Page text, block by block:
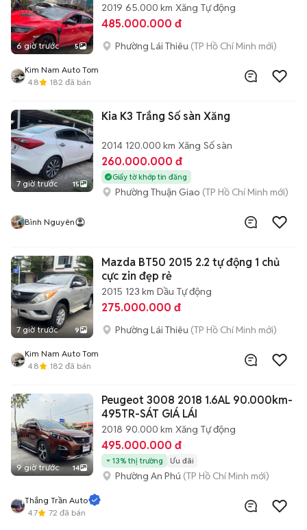
6 giờ trước 5
2019 65.000 km Xăng Tự động
485.000.000 đ
Phường Lái Thiêu (TP Hồ Chí Minh mới)
Kim Nam Auto Tom
4.8
182 đã bán
7 giờ trước 15
Kia K3 Trắng Số sàn Xăng
2014 120.000 km Xăng Số sàn
260.000.000 đ
Giấy tờ khớp tin đăng
Phường Thuận Giao (TP Hồ Chí Minh mới)
Bình Nguyên
7 giờ trước 9
Mazda BT50 2015 2.2 tự động 1 chủ
cực zin đẹp rẻ
2015 123 km Dầu Tự động
275.000.000 đ
Phường Lái Thiêu (TP Hồ Chí Minh mới)
Kim Nam Auto Tom
4.8
182 đã bán
9 giờ trước 14
Peugeot 3008 2018 1.6AL 90.000km-
495TR-SÁT GIÁ LÁI
2018 90.000 km Xăng Tự động
495.000.000 đ
13% thị trường Ưu đãi
Phường An Phú (TP Hồ Chí Minh mới)
Thắng Trần Auto
4.7
72 đã bán